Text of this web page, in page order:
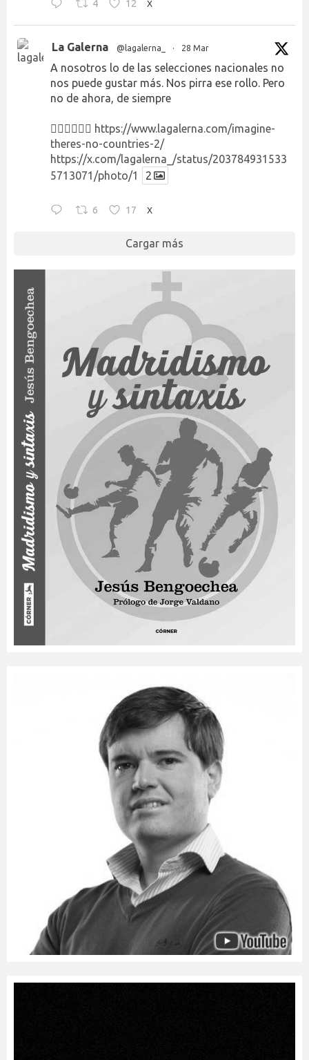
4 12 X
La Galerna @lagalerna_ · 28 Mar
A nosotros lo de las selecciones nacionales no
nos puede gustar más. Nos pirra ese rollo. Pero
no de ahora, de siempre
👉🏻👉🏻👉🏻 https://www.lagalerna.com/imagine-
theres-no-countries-2/
https://x.com/lagalerna_/status/203784931533
5713071/photo/1
2
6 17 X
Cargar más